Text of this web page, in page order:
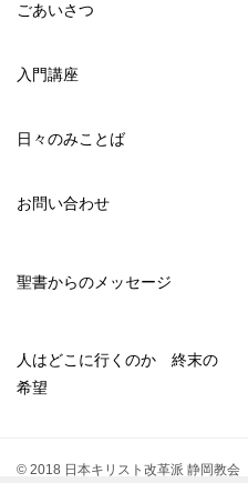
ごあいさつ
入門講座
日々のみことば
お問い合わせ
聖書からのメッセージ
人はどこに行くのか 終末の
希望
© 2018 日本キリスト改革派 静岡教会